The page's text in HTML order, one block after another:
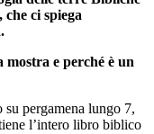
ci spiega
e perché è un
pergamena lungo 7,
l’intero libro biblico